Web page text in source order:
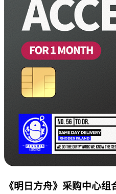
《明日方舟》采购中心组